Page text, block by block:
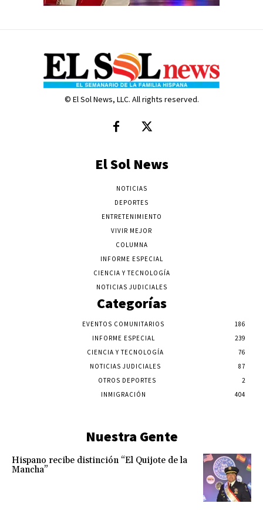
© El Sol News, LLC. All rights reserved.
El Sol News
NOTICIAS
DEPORTES
ENTRETENIMIENTO
VIVIR MEJOR
COLUMNA
INFORME ESPECIAL
CIENCIA Y TECNOLOGÍA
NOTICIAS JUDICIALES
Categorías
EVENTOS COMUNITARIOS
186
INFORME ESPECIAL
239
CIENCIA Y TECNOLOGÍA
76
NOTICIAS JUDICIALES
87
OTROS DEPORTES
2
INMIGRACIÓN
404
Nuestra Gente
Hispano recibe distinción “El Quijote de la
Mancha”